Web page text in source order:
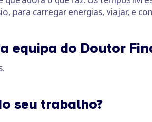
para carregar energias, viajar, e
equipa do Doutor
seu trabalho?